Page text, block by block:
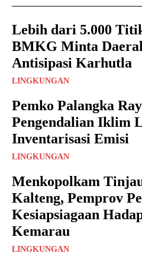
Lebih dari 5.000
BMKG Minta
Antisipasi Karhutla
LINGKUNGAN
Pemko Palangka
Pengendalian Iklim
Inventarisasi Emisi
LINGKUNGAN
Menkopolkam
Kalteng, Pemprov
Kesiapsiagaan
Kemarau
LINGKUNGAN